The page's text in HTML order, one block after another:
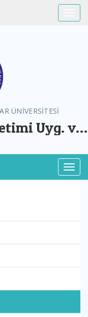
ÜNİVERSİTESİ
Uyg. ve